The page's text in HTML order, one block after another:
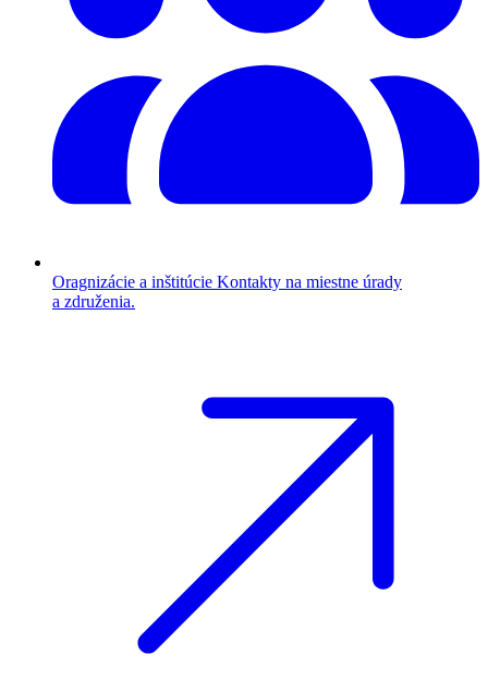
Oragnizácie a inštitúcie Kontakty na miestne úrady
a združenia.